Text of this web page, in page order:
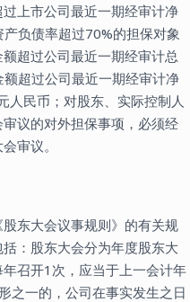
上市公司最近一期经审计净
负债率超过70%的担保对象
超过公司最近一期经审计总
超过公司最近一期经审计净
人民币；对股东、实际控制人
议的对外担保事项，必须经
审议。
东大会议事规则》的有关规
：股东大会分为年度股东大
召开1次，应当于上一会计年
之一的，公司在事实发生之日